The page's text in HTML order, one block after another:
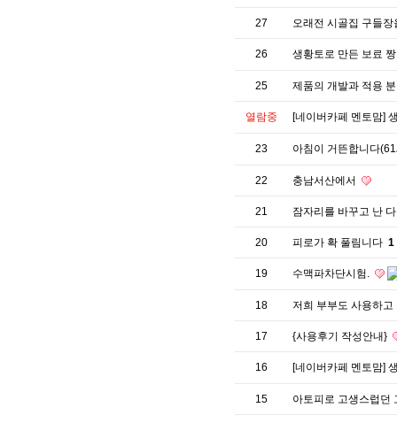
27 오래전 시골집 구들
26 생황토로 만든 보료
25 제품의 개발과 적용
열람중 [네이버카페 멘토맘]
23 아침이 거뜬합니다
22 충남서산에서
21 잠자리를 바꾸고 난
20 피로가 확 풀림니다 1
19 수맥파차단시험.
18 저희 부부도 사용하
17 {사용후기 작성안내}
16 [네이버카페 멘토맘]
15 아토피로 고생스럽던